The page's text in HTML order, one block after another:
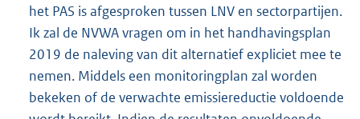
het PAS is afgesproken tussen LNV en sectorpartijen.
Ik zal de NVWA vragen om in het handhavingsplan
2019 de naleving van dit alternatief expliciet mee te
nemen. Middels een monitoringplan zal worden
bekeken of de verwachte emissiereductie voldoende